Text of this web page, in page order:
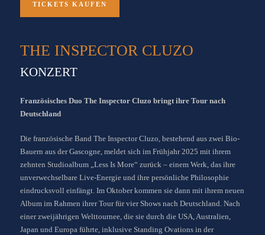
TICKETS KAUFEN
THE INSPECTOR CLUZO
KONZERT
Französisches Duo The Inspector Cluzo bringt ihre Tour nach
Deutschland
Die französische Band The Inspector Cluzo, bestehend aus zwei Bio-
Bauern aus der Gascogne, meldet sich im Frühjahr 2025 mit ihrem
zehnten Studioalbum „Less Is More“ zurück – einem Werk, das ihre
unverwechselbare Live-Energie und ihre persönliche Philosophie
eindrucksvoll einfängt. Im Oktober kommen sie dann mit ihrem neuen
Album im Rahmen ihrer Tour für vier Shows nach Deutschland. Nach
einer zweijährigen Welttournee, die sie durch die USA, Australien,
Japan und Europa führte, inklusive Standing Ovations in der